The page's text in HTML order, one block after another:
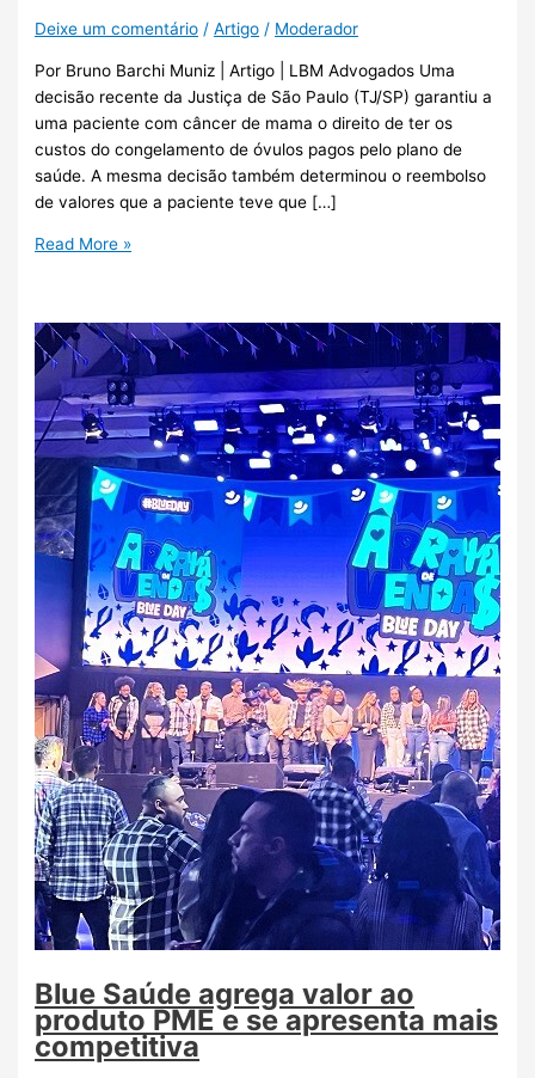
Deixe um comentário /Artigo / Moderador
Por Bruno Barchi Muniz | Artigo | LBM Advogados Uma
decisão recente da Justiça de São Paulo (TJ/SP) garantiu a
uma paciente com câncer de mama o direito de ter os
custos do congelamento de óvulos pagos pelo plano de
saúde. A mesma decisão também determinou o reembolso
de valores que a paciente teve que […]
Read More »
Blue Saúde agrega valor ao
produto PME e se apresenta mais
competitiva